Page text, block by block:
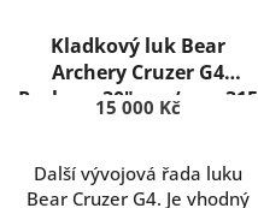
Kladkový luk Bear
Archery Cruzer G4
Package 30" osa/osa, 315
15 000 Kč
Další vývojová řada luku
Bear Cruzer G4. Je vhodný